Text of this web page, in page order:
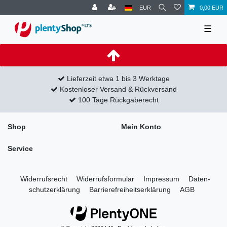
EUR 0,00 EUR
☰
Lieferzeit etwa 1 bis 3 Werktage
Kostenloser Versand & Rückversand
100 Tage Rückgaberecht
Shop Mein Konto
Service
Widerrufs­recht Widerrufs­formular Impressum
Daten­
schutz­erklärung
Barrierefreiheitserklärung AGB